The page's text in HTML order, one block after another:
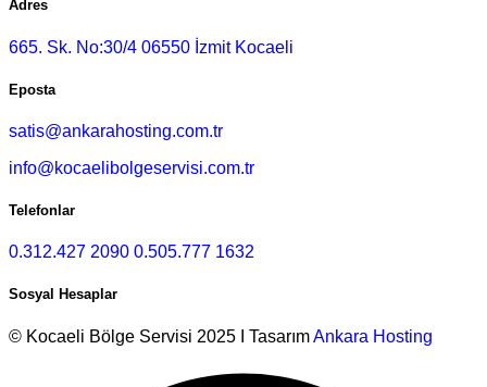
Adres
665. Sk. No:30/4 06550 İzmit Kocaeli
Eposta
satis@ankarahosting.com.tr
info@kocaelibolgeservisi.com.tr
Telefonlar
0.312.427 2090 0.505.777 1632
Sosyal Hesaplar
© Kocaeli Bölge Servisi 2025 I TasarımAnkara Hosting